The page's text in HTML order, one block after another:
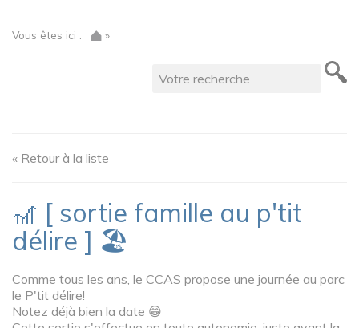
Vous êtes ici : »
« Retour à la liste
🎢 [ sortie famille au p'tit
délire ] 🏖️
Comme tous les ans, le CCAS propose une journée au parc
le P'tit délire!
Notez déjà bien la date 😁